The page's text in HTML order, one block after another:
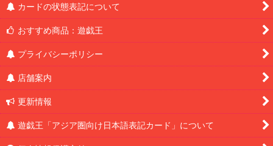
カードの状態表記について
おすすめ商品：遊戯王
プライバシーポリシー
店舗案内
更新情報
遊戯王「アジア圏向け日本語表記カード」について